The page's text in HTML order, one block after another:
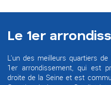
Le 1er
L'un des meilleurs quartiers
1er arrondissement, qui est
droite de la Seine et est